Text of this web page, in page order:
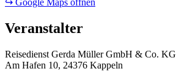
↪ Google Maps öffnen
Veranstalter
Reisedienst Gerda Müller GmbH & Co. KG
Am Hafen 10, 24376 Kappeln